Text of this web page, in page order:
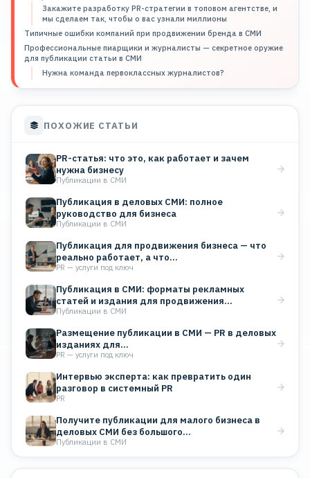
Закажите разработку PR-стратегии в топовом агентстве, и
мы сделаем так, чтобы о вас узнали миллионы
Типичные ошибки компаний при продвижении бренда в СМИ
Профессиональные пиарщики и журналисты — секретное оружие
для публикации статьи в СМИ
Нужна команда первоклассных журналистов?
ПОХОЖИЕ СТАТЬИ
PR-статья: что это, как работает и зачем
нужна бизнесу
Публикации в СМИ
Публикация в деловых СМИ: полное
руководство для бизнеса
Публикации в СМИ
Публикация для продвижения бизнеса — что
реально работает, а что…
PR — услуги под ключ
Публикация в СМИ: форматы рекламных
статей и издания для продвижения…
Публикации в СМИ
Размещение публикации в СМИ — PR в деловых
изданиях для…
PR — услуги под ключ
Интервью эксперта: как превратить один
разговор в системный PR
PR
Получите публикации для малого бизнеса в
деловых СМИ без большого…
Публикации в СМИ